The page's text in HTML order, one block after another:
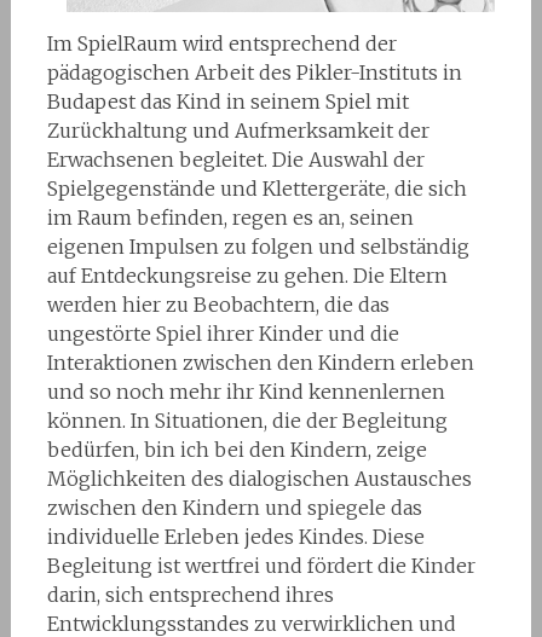
Im SpielRaum wird entsprechend der
pädagogischen Arbeit des Pikler-Instituts in
Budapest das Kind in seinem Spiel mit
Zurückhaltung und Aufmerksamkeit der
Erwachsenen begleitet. Die Auswahl der
Spielgegenstände und Klettergeräte, die sich
im Raum befinden, regen es an, seinen
eigenen Impulsen zu folgen und selbständig
auf Entdeckungsreise zu gehen. Die Eltern
werden hier zu Beobachtern, die das
ungestörte Spiel ihrer Kinder und die
Interaktionen zwischen den Kindern erleben
und so noch mehr ihr Kind kennenlernen
können. In Situationen, die der Begleitung
bedürfen, bin ich bei den Kindern, zeige
Möglichkeiten des dialogischen Austausches
zwischen den Kindern und spiegele das
individuelle Erleben jedes Kindes. Diese
Begleitung ist wertfrei und fördert die Kinder
darin, sich entsprechend ihres
Entwicklungsstandes zu verwirklichen und